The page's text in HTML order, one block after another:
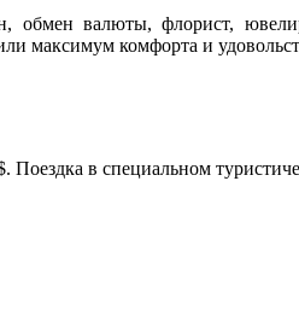
обмен валюты, флорист,
максимум комфорта и
Поездка в специальном